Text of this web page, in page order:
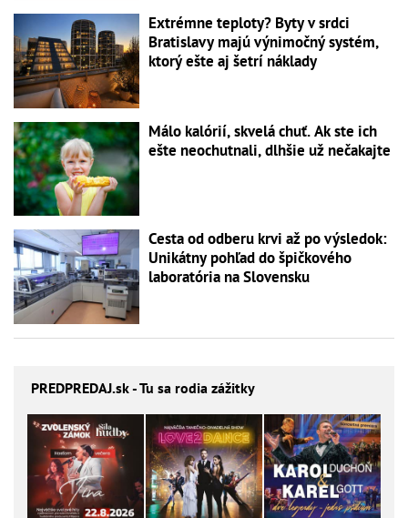
Extrémne teploty? Byty v srdci
Bratislavy majú výnimočný systém,
ktorý ešte aj šetrí náklady
Málo kalórií, skvelá chuť. Ak ste ich
ešte neochutnali, dlhšie už nečakajte
Cesta od odberu krvi až po výsledok:
Unikátny pohľad do špičkového
laboratória na Slovensku
PREDPREDAJ.sk - Tu sa rodia zážitky